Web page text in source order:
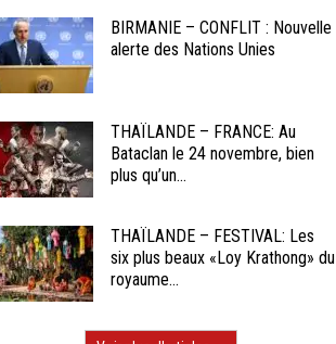
BIRMANIE – CONFLIT : Nouvelle
alerte des Nations Unies
THAÏLANDE – FRANCE: Au
Bataclan le 24 novembre, bien
plus qu’un...
THAÏLANDE – FESTIVAL: Les
six plus beaux «Loy Krathong» du
royaume...